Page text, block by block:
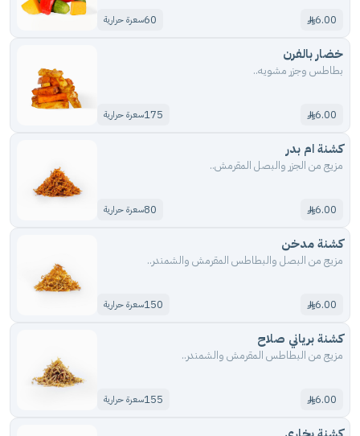
6.00
60سعرة حرارية
خضار بالفرن
بطاطس وجزر مشويه..
6.00
175سعرة حرارية
كشنة ام بدر
مزيج من الجزر والبصل المقرمش..
6.00
80سعرة حرارية
كشنة مدخن
مزيج من البصل والبطاطس المقرمش والشمندر..
6.00
150سعرة حرارية
كشنة برياني صلاح
مزيج من البطاطس المقرمش والشمندر..
6.00
155سعرة حرارية